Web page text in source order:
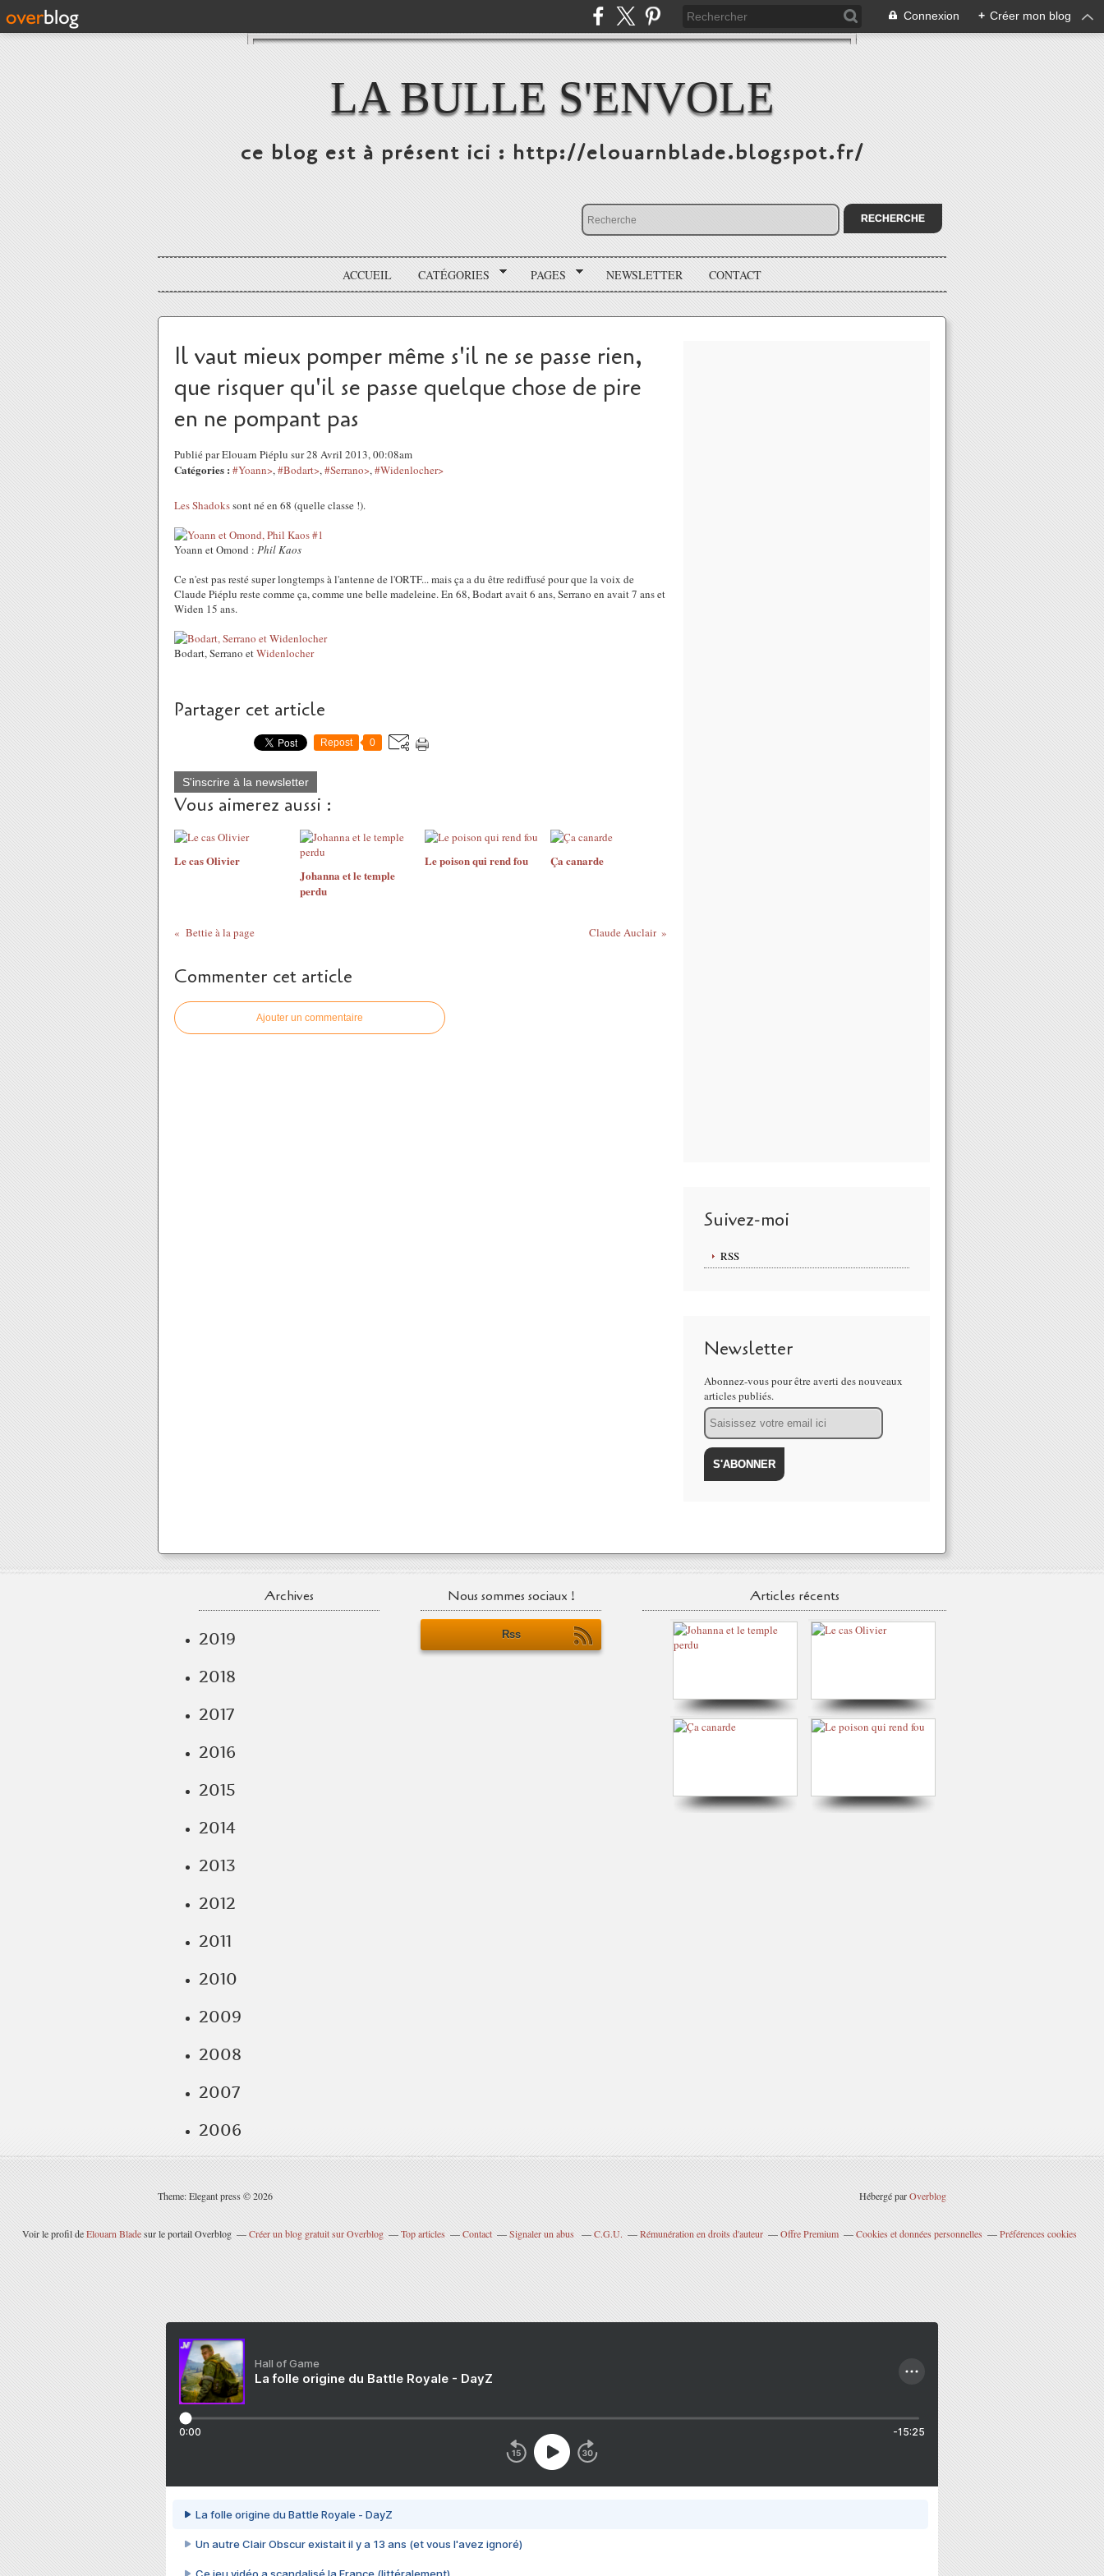
Connexion + Créer mon blog
LA BULLE S'ENVOLE
ce blog est à présent ici : http://elouarnblade.blogspot.fr/
ACCUEIL CATÉGORIES PAGES NEWSLETTER CONTACT
Il vaut mieux pomper même s'il ne se passe rien,
que risquer qu'il se passe quelque chose de pire
en ne pompant pas
Publié par Elouarn Piéplu sur 28 Avril 2013, 00:08am
Catégories : #Yoann>,#Bodart>,#Serrano>,#Widenlocher>
Les Shadokssont né en 68 (quelle classe !).
Yoann et Omond : Phil Kaos
Ce n'est pas resté super longtemps à l'antenne de l'ORTF... mais ça a du être rediffusé pour que la voix de
Claude Piéplu reste comme ça, comme une belle madeleine. En 68, Bodart avait 6 ans, Serrano en avait 7 ans et
Widen 15 ans.
Bodart, Serrano etWidenlocher
Partager cet article
Repost 0
S'inscrire à la newsletter
Vous aimerez aussi :
Le cas Olivier
Johanna et le temple
perdu
Le poison qui rend fou Ça canarde
Bettie à la page Claude Auclair
Commenter cet article
Ajouter un commentaire
Suivez-moi
RSS
Newsletter
Abonnez-vous pour être averti des nouveaux
articles publiés.
Email
Archives
2019
2018
2017
2016
2015
2014
2013
2012
2011
2010
2009
2008
2007
2006
Nous sommes sociaux !
Rss
Articles récents
Theme: Elegant press © 2026 Hébergé parOverblog
Voir le profil deElouarn Bladesur le portail Overblog Créer un blog gratuit sur Overblog Top articles Contact Signaler un abus C.G.U. Rémunération en droits d'auteur Offre Premium Cookies et données personnelles Préférences cookies
Hall of Game
La folle origine du Battle Royale - DayZ
0:00 -15:25
La folle origine du Battle Royale - DayZ
Un autre Clair Obscur existait il y a 13 ans (et vous l'avez ignoré)